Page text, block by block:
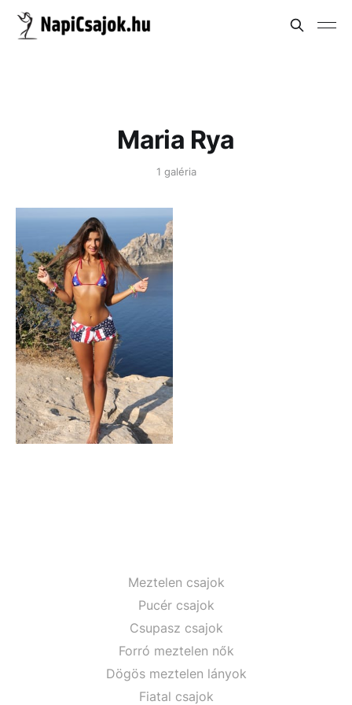
Maria Rya
1 galéria
Meztelen csajok
Pucér csajok
Csupasz csajok
Forró meztelen nők
Dögös meztelen lányok
Fiatal csajok